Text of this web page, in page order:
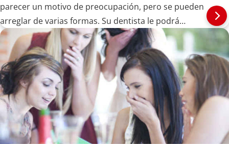
parecer un motivo de preocupación, pero se pueden
arreglar de varias formas. Su dentista le podrá
recomendar una solución con base en las causas que
mencionamos a continuación.